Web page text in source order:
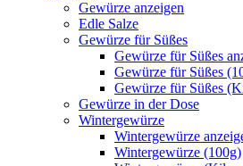
Gewürze anzeigen
Edle Salze
Gewürze für Süßes
Gewürze für Süßes
Gewürze für Süßes
Gewürze für Süßes
Gewürze in der Dose
Wintergewürze
Wintergewürze
Wintergewürze (100g)